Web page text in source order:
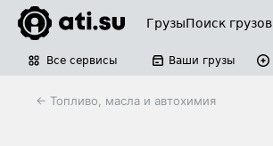
ГрузыПоиск грузов
Все сервисы Ваши грузы
← Топливо, масла и автохимия